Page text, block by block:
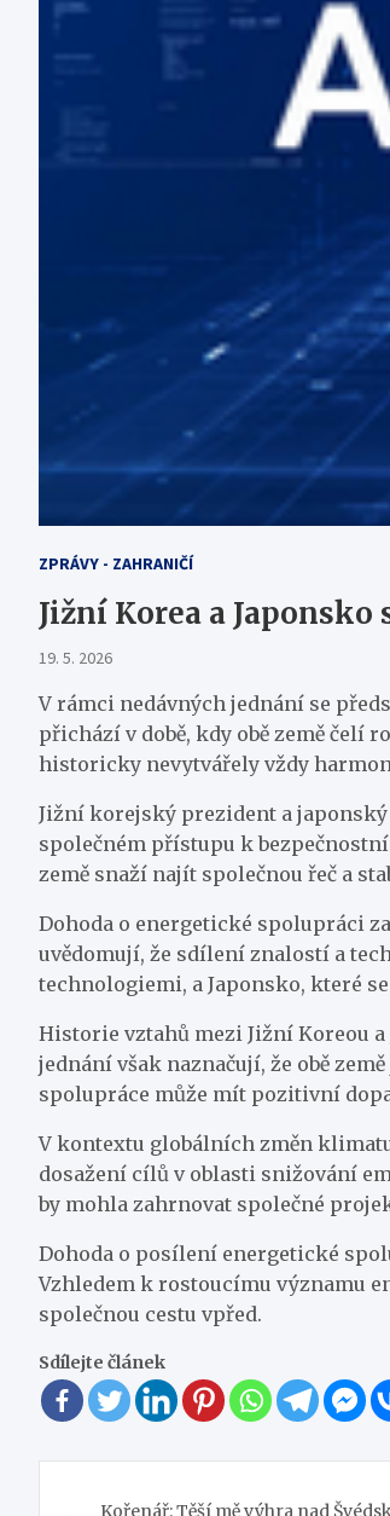
ZPRÁVY - ZAHRANIČÍ
Jižní Korea a
19. 5. 2026
V rámci nedávných jednání se
přichází v době, kdy obě země čelí
historicky nevytvářely vždy
Jižní korejský prezident a
společném přístupu k
země snaží najít společnou řeč a
Dohoda o energetické spolupráci
uvědomují, že sdílení znalostí a
technologiemi, a Japonsko, které
Historie vztahů mezi Jižní Koreou
jednání však naznačují, že obě
spolupráce může mít pozitivní
V kontextu globálních změn
dosažení cílů v oblasti snižování
by mohla zahrnovat společné
Dohoda o posílení energetické
Vzhledem k rostoucímu významu
společnou cestu vpřed.
Sdílejte článek
Kořenář: Těší mě výhra nad